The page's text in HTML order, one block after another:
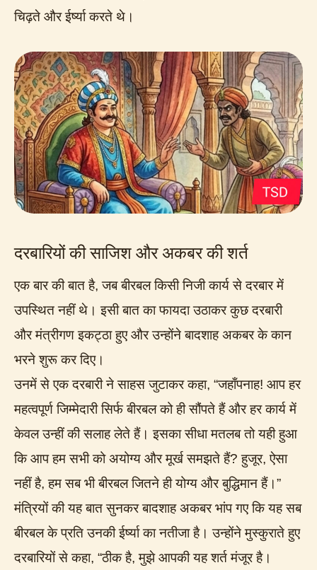
चिढ़ते और ईर्ष्या करते थे।
दरबारियों की साजिश और अकबर की शर्त
एक बार की बात है, जब बीरबल किसी निजी कार्य से दरबार में
उपस्थित नहीं थे। इसी बात का फायदा उठाकर कुछ दरबारी
और मंत्रीगण इकट्ठा हुए और उन्होंने बादशाह अकबर के कान
भरने शुरू कर दिए।
उनमें से एक दरबारी ने साहस जुटाकर कहा, “जहाँपनाह! आप हर
महत्वपूर्ण जिम्मेदारी सिर्फ बीरबल को ही सौंपते हैं और हर कार्य में
केवल उन्हीं की सलाह लेते हैं। इसका सीधा मतलब तो यही हुआ
कि आप हम सभी को अयोग्य और मूर्ख समझते हैं? हुजूर, ऐसा
नहीं है, हम सब भी बीरबल जितने ही योग्य और बुद्धिमान हैं।”
मंत्रियों की यह बात सुनकर बादशाह अकबर भांप गए कि यह सब
बीरबल के प्रति उनकी ईर्ष्या का नतीजा है। उन्होंने मुस्कुराते हुए
दरबारियों से कहा, “ठीक है, मुझे आपकी यह शर्त मंजूर है।